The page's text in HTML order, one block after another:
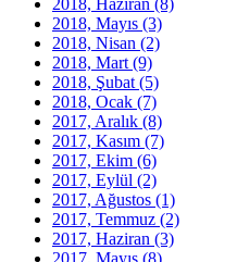
2018, Mayıs (3)
2018, Nisan (2)
2018, Mart (9)
2018, Şubat (5)
2018, Ocak (7)
2017, Aralık (8)
2017, Kasım (7)
2017, Ekim (6)
2017, Eylül (2)
2017, Ağustos (1)
2017, Temmuz (2)
2017, Haziran (3)
2017, Mayıs (8)